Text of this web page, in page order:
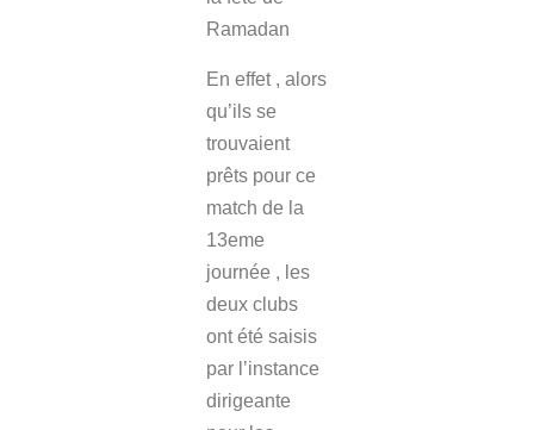
Ramadan
En effet , alors
qu’ils se
trouvaient
prêts pour ce
match de la
13eme
journée , les
deux clubs
ont été saisis
par l’instance
dirigeante